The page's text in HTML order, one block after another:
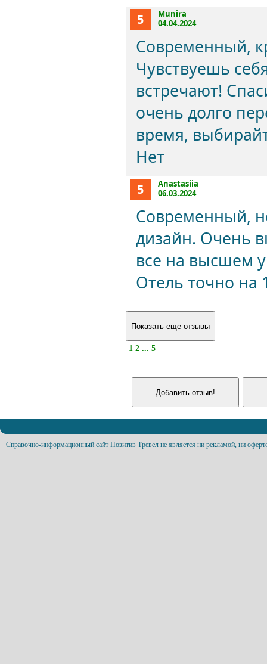
5
Munira
04.04.2024
Современный,
Чувствуешь
встречают!
очень долго
время,
Нет
5
Anastasiia
06.03.2024
Современный,
дизайн. Очень
все на высшем
Отель точно
1 2 ... 5
Справочно-информационный сайт Позитив Тревел не является ни рекламой, ни